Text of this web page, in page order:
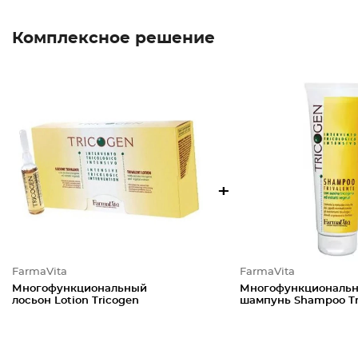
Комплексное решение
FarmaVita
Многофункциональный
лосьон Lotion Tricogen
+
FarmaVita
шампунь Shampoo